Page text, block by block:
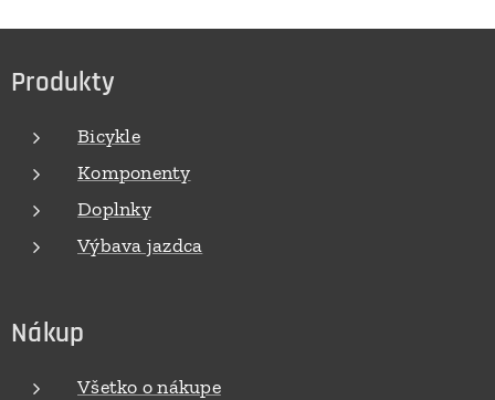
Produkty
Bicykle
Komponenty
Doplnky
Výbava jazdca
Nákup
Všetko o nákupe